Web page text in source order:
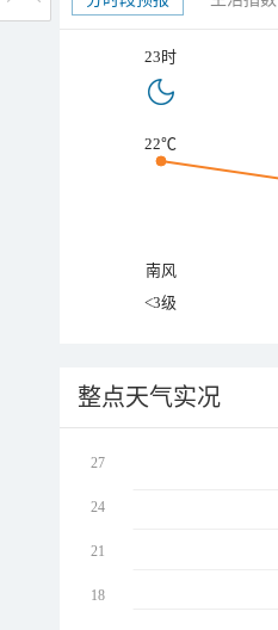
23时
22℃
南风
<3级
整点天气实况
27
24
21
18